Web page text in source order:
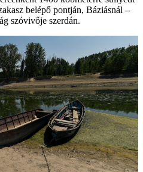
belépő pontján, Báziásnál –
szóvivője szerdán.